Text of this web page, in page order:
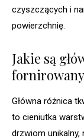
czyszczących i
powierzchnię.
Jakie są
Główna różnica
to cieniutka
drzwiom unikalny,